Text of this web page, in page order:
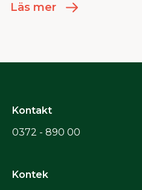
Läs mer
Kontakt
0372 - 890 00
Kontek